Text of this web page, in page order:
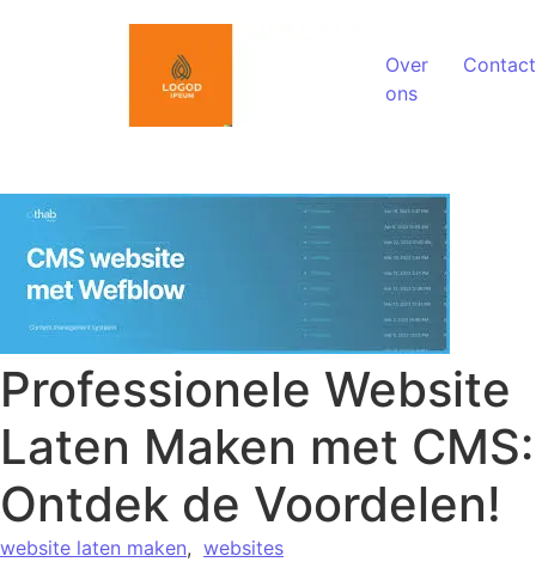
Over
ons
Contact
Professionele Website
Laten Maken met CMS:
Ontdek de Voordelen!
website laten maken, websites